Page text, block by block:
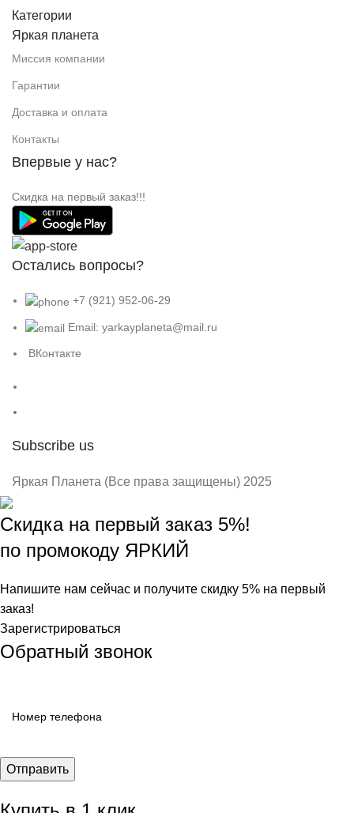
Категории
Яркая планета
Миссия компании
Гарантии
Доставка и оплата
Контакты
Впервые у нас?
Скидка на первый заказ!!!
Остались вопросы?
+7 (921) 952-06-29
Email: yarkayplaneta@mail.ru
ВКонтакте
Subscribe us
Яркая Планета (Все права защищены) 2025
Скидка на первый заказ 5%!
по промокоду ЯРКИЙ
Напишите нам сейчас и получите скидку 5% на первый
заказ!
Зарегистрироваться
Обратный звонок